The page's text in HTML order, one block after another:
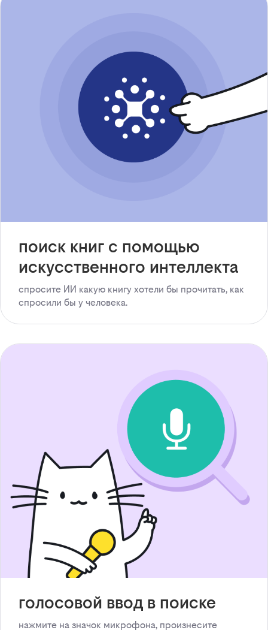
поиск книг с помощью
искусственного интеллекта
спросите ИИ какую книгу хотели бы прочитать, как
спросили бы у человека.
голосовой ввод в поиске
нажмите на значок микрофона, произнесите